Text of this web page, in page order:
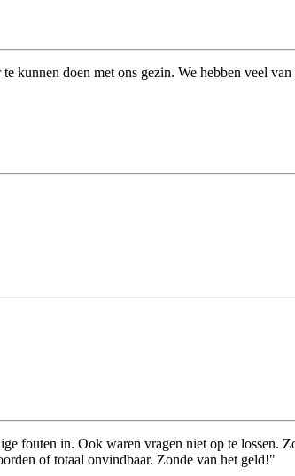
kunnen doen met ons gezin. We hebben veel
fouten in. Ook waren vragen niet op te lossen.
of totaal onvindbaar. Zonde van het geld!"